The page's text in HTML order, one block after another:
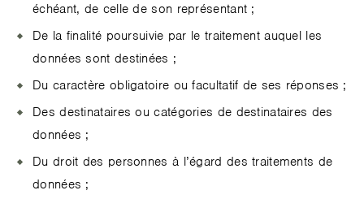
échéant, de celle de son représentant ;
De la finalité poursuivie par le traitement auquel les
données sont destinées ;
Du caractère obligatoire ou facultatif de ses réponses ;
Des destinataires ou catégories de destinataires des
données ;
Du droit des personnes à l’égard des traitements de
données ;